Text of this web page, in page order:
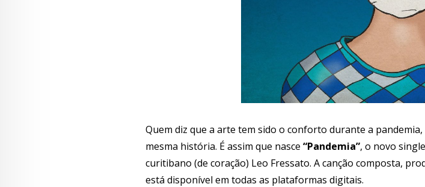
Quem diz que a arte tem sido o conforto durante a
mesma história. É assim que nasce “Pandemia”, o novo
curitibano (de coração) Leo Fressato. A canção composta,
está disponível em todas as plataformas digitais.